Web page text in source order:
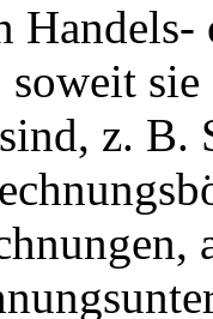
z. B.